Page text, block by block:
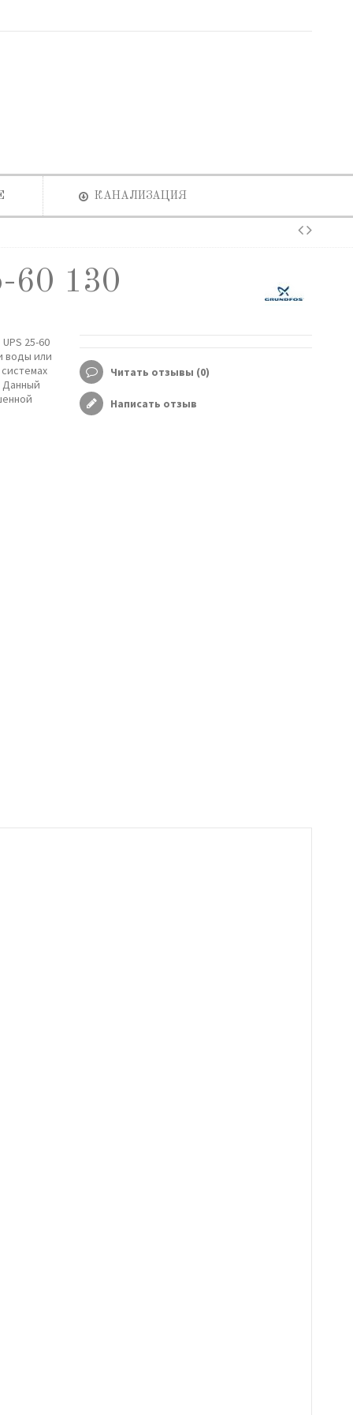
КАНАЛИЗАЦИЯ
60 130
25-60
воды или
Данный
Читать отзывы (0)
Написать отзыв